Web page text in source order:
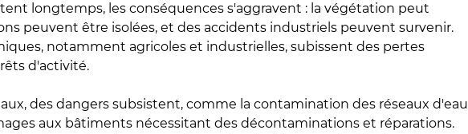
longtemps, les conséquences s'aggravent : la végétation peut
peuvent être isolées, et des accidents industriels peuvent survenir.
notamment agricoles et industrielles, subissent des pertes
d'activité.
des dangers subsistent, comme la contamination des réseaux d'eau
aux bâtiments nécessitant des décontaminations et réparations.